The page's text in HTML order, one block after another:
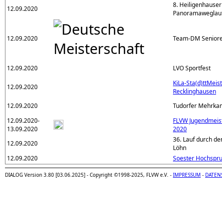
12.09.2020
8. Heiligenhauser
12.09.2020 Team-DM
12.09.2020 LVO Sportfest
12.09.2020
KiLa-
Recklinghausen
12.09.2020
Tudorfer
12.09.2020-
13.09.2020
FLVW
2020
12.09.2020
36. Lauf durch
Löhn
12.09.2020
Soester
DIALOG Version 3.80 [03.06.2025] - Copyright ©1998-2025, FLVW e.V. - IMPRESSUM -